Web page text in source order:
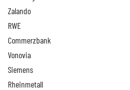
Zalando
RWE
Commerzbank
Vonovia
Siemens
Rheinmetall